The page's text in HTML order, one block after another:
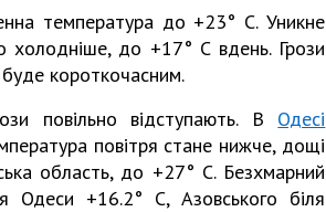
температура до +23° С. Уникне
холодніше, до +17° С вдень. Грози
короткочасним.
повільно відступають. В Одесі
повітря стане нижче, дощі
область, до +27° С. Безхмарний
Одеси +16.2° С, Азовського біля